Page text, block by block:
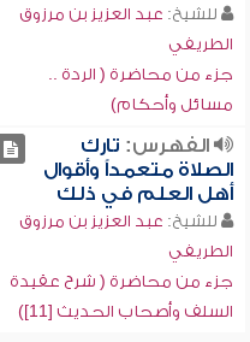
للشيخ: عبد العزيز بن مرزوق
الطريفي
جزء من محاضرة ( الردة ..
مسائل وأحكام)
الفهرس: تارك
الصلاة متعمداً وأقوال
أهل العلم في ذلك
للشيخ: عبد العزيز بن مرزوق
الطريفي
جزء من محاضرة ( شرح عقيدة
السلف وأصحاب الحديث [11])